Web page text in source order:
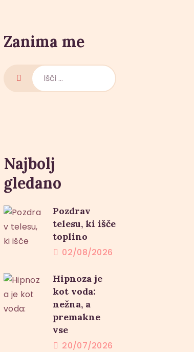
Zanima me
Išči:
Najbolj
gledano
Pozdrav
telesu, ki išče
toplino
02/08/2026
Hipnoza je
kot voda:
nežna, a
premakne
vse
20/07/2026